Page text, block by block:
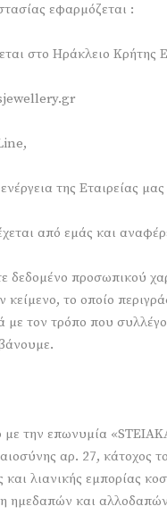
εφαρμόζεται :
στο Ηράκλειο Κρήτης
της Εταιρείας
από εμάς και
δεδομένο προσωπικού
το οποίο
με τον τρόπο που
την επωνυμία
αρ. 27,
και λιανικής
ημεδαπών και